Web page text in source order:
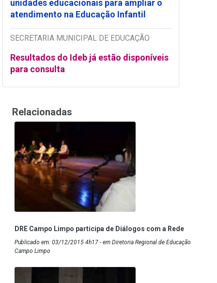
unidades educacionais para ampliar o
atendimento na Educação Infantil
SECRETARIA MUNICIPAL DE EDUCAÇÃO
Resultados do Ideb já estão disponíveis
para consulta
Relacionadas
DRE Campo Limpo participa de Diálogos com a Rede
Publicado em: 03/12/2015 4h17 - em Diretoria Regional de Educação
Campo Limpo